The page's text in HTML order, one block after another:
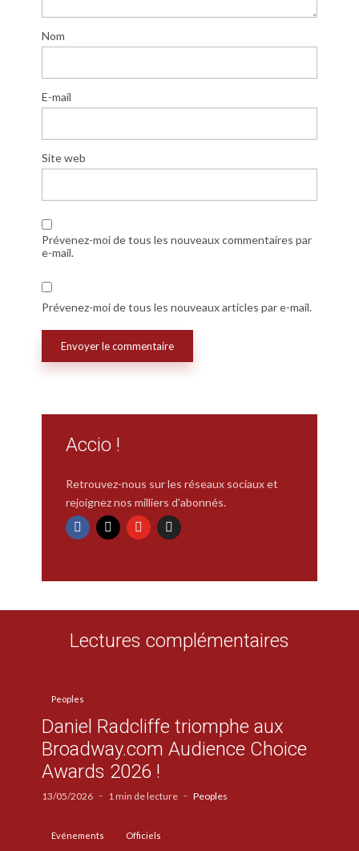
Nom
E-mail
Site web
Prévenez-moi de tous les nouveaux commentaires par
e-mail.
Prévenez-moi de tous les nouveaux articles par e-mail.
Accio !
Retrouvez-nous sur les réseaux sociaux et
rejoignez nos milliers d'abonnés.
Lectures complémentaires
Peoples
Daniel Radcliffe triomphe aux
Broadway.com Audience Choice
Awards 2026 !
13/05/2026 1 min de lecture Peoples
Evénements Officiels